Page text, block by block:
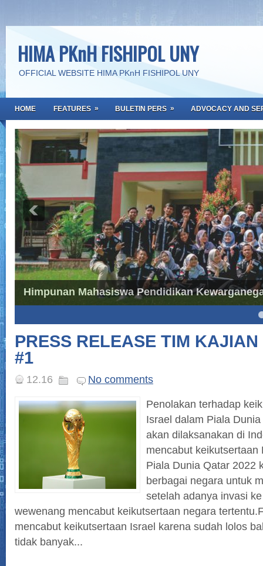
HIMA PKnH FISHIPOL UNY
OFFICIAL WEBSITE HIMA PKnH FISHIPOL UNY
HOME FEATURES » BULETIN PERS » ADVOCACY AND
Himpunan Mahasiswa Pendidikan
4
PRESS RELEASE TIM
#1
12.16
No comments
Penolakan terhadap
Israel dalam Piala
akan dilaksanakan di
mencabut keikutsertaan
Piala Dunia Qatar 2022
berbagai negara untuk
setelah adanya invasi
wewenang mencabut keikutsertaan negara
mencabut keikutsertaan Israel karena sudah lolos
tidak banyak...